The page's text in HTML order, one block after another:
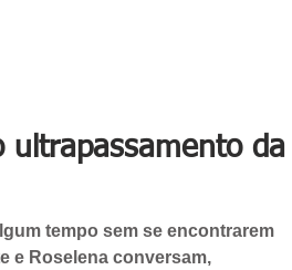
ultrapassamento da
tempo sem se encontrarem
e Roselena conversam,